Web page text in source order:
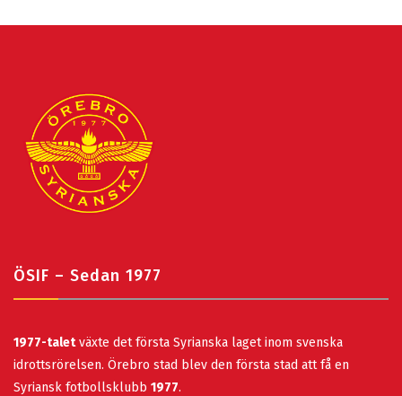
ÖSIF – Sedan 1977
1977-taletväxte det första Syrianska laget inom svenska
idrottsrörelsen. Örebro stad blev den första stad att få en
Syriansk fotbollsklubb 1977.